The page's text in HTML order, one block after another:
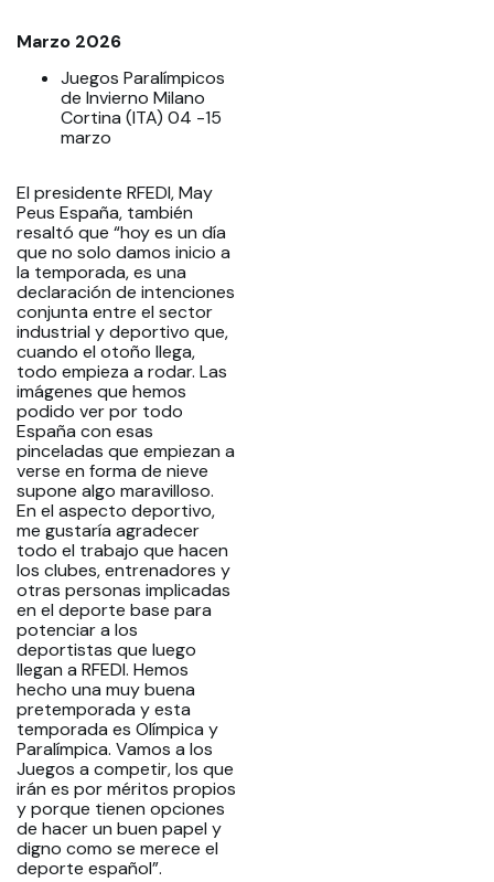
Marzo 2026
Juegos Paralímpicos
de Invierno Milano
Cortina (ITA) 04 -15
marzo
El presidente RFEDI, May
Peus España, también
resaltó que “hoy es un día
que no solo damos inicio a
la temporada, es una
declaración de intenciones
conjunta entre el sector
industrial y deportivo que,
cuando el otoño llega,
todo empieza a rodar. Las
imágenes que hemos
podido ver por todo
España con esas
pinceladas que empiezan a
verse en forma de nieve
supone algo maravilloso.
En el aspecto deportivo,
me gustaría agradecer
todo el trabajo que hacen
los clubes, entrenadores y
otras personas implicadas
en el deporte base para
potenciar a los
deportistas que luego
llegan a RFEDI. Hemos
hecho una muy buena
pretemporada y esta
temporada es Olímpica y
Paralímpica. Vamos a los
Juegos a competir, los que
irán es por méritos propios
y porque tienen opciones
de hacer un buen papel y
digno como se merece el
deporte español”.